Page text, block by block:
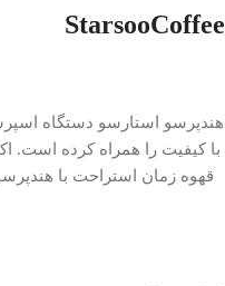
StarsooCoffee
هندپرسو استارسو دستگاه
با کیفیت را همراه کرده است.
قهوه زمان استراحت با